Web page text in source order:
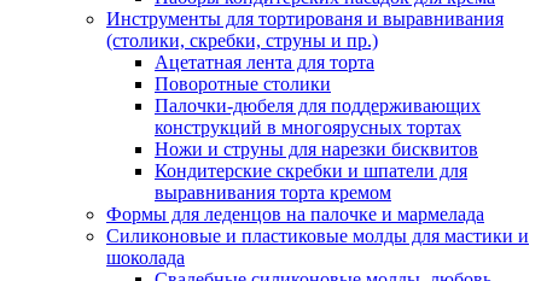
Инструменты для тортированя и выравнивания
(столики, скребки, струны и пр.)
Ацетатная лента для торта
Поворотные столики
Палочки-дюбеля для поддерживающих
конструкций в многоярусных тортах
Ножи и струны для нарезки бисквитов
Кондитерские скребки и шпатели для
выравнивания торта кремом
Формы для леденцов на палочке и мармелада
Силиконовые и пластиковые молды для мастики и
шоколада